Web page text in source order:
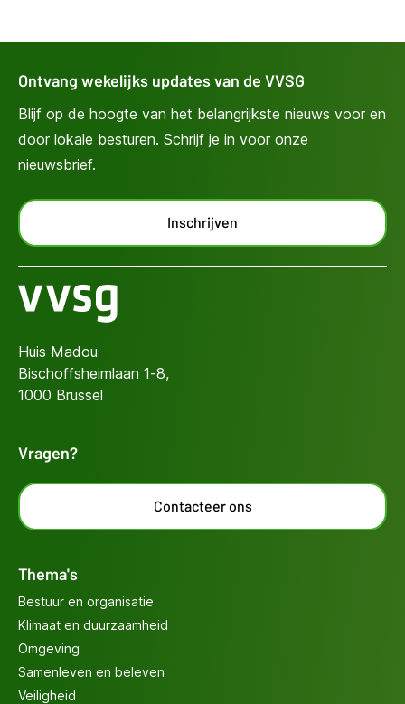
Ontvang wekelijks updates van de VVSG
Blijf op de hoogte van het belangrijkste nieuws voor en
door lokale besturen. Schrijf je in voor onze
nieuwsbrief.
Inschrijven
Huis Madou
Bischoffsheimlaan 1-8,
1000 Brussel
Vragen?
Contacteer ons
Thema's
Bestuur en organisatie
Klimaat en duurzaamheid
Omgeving
Samenleven en beleven
Veiligheid